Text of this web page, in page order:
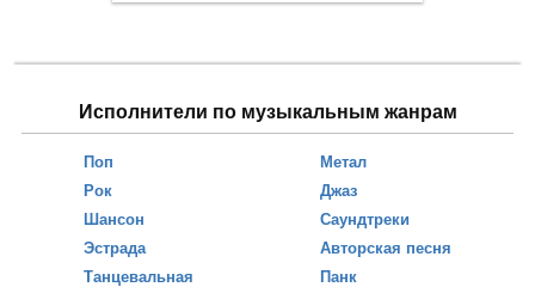
Исполнители по музыкальным жанрам
Поп
Рок
Шансон
Эстрада
Танцевальная
Метал
Джаз
Саундтреки
Авторская песня
Панк